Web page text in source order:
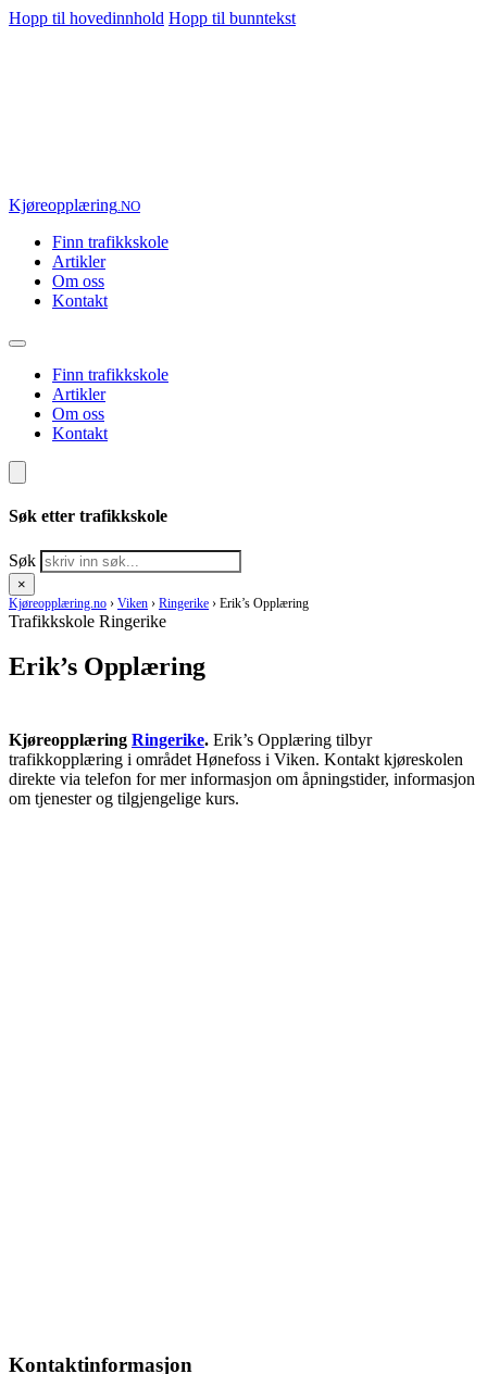
Hopp til hovedinnhold Hopp til bunntekst
Kjøreopplæring.NO
Finn trafikkskole
Artikler
Om oss
Kontakt
Finn trafikkskole
Artikler
Om oss
Kontakt
Søk etter trafikkskole
Søk
×
Kjøreopplæring.no › Viken › Ringerike › Erik’s Opplæring
Trafikkskole Ringerike
Erik’s Opplæring
Kjøreopplæring Ringerike. Erik’s Opplæring tilbyr
trafikkopplæring i området Hønefoss i Viken. Kontakt kjøreskolen
direkte via telefon for mer informasjon om åpningstider, informasjon
om tjenester og tilgjengelige kurs.
Kontaktinformasjon